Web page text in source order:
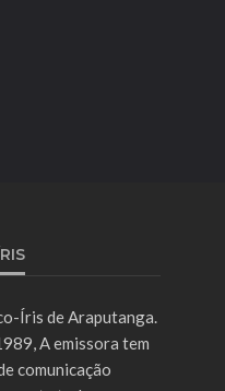
Íris de Araputanga.
A emissora tem
comunicação